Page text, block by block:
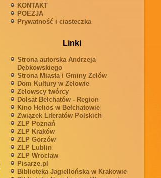
KONTAKT
POEZJA
Prywatność i ciasteczka
Linki
Strona autorska Andrzeja
Dębkowskiego
Strona Miasta i Gminy Zelów
Dom Kultury w Zelowie
Zelowscy twórcy
Dolsat Bełchatów - Region
Kino Helios w Bełchatowie
Związek Literatów Polskich
ZLP Poznań
ZLP Kraków
ZLP Gorzów
ZLP Lublin
ZLP Wrocław
Pisarze.pl
Biblioteka Jagiellońska w Krakowie